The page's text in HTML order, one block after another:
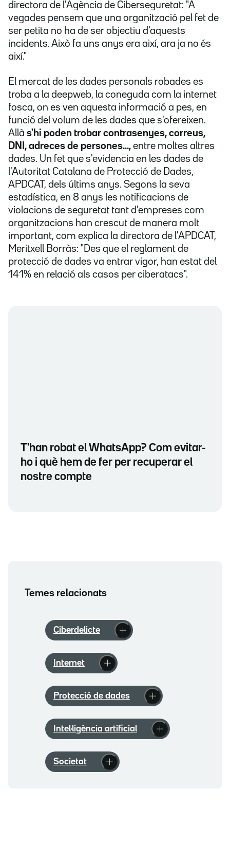
directora de l'Agència de Ciberseguretat: "A
vegades pensem que una organització pel fet de
ser petita no ha de ser objectiu d'aquests
incidents. Això fa uns anys era així, ara ja no és
així."
El mercat de les dades personals robades es
troba a la deepweb, la coneguda com la internet
fosca, on es ven aquesta informació a pes, en
funció del volum de les dades que s'ofereixen.
Allà s'hi poden trobar contrasenyes, correus,
DNI, adreces de persones..., entre moltes altres
dades. Un fet que s'evidencia en les dades de
l'Autoritat Catalana de Protecció de Dades,
APDCAT, dels últims anys. Segons la seva
estadística, en 8 anys les notificacions de
violacions de seguretat tant d'empreses com
organitzacions han crescut de manera molt
important, com explica la directora de l'APDCAT,
Meritxell Borràs: "Des que el reglament de
protecció de dades va entrar vigor, han estat del
141% en relació als casos per ciberatacs".
T'han robat el WhatsApp? Com evitar-
ho i què hem de fer per recuperar el
nostre compte
Temes relacionats
Ciberdelicte
Internet
Protecció de dades
Intel·ligència artificial
Societat